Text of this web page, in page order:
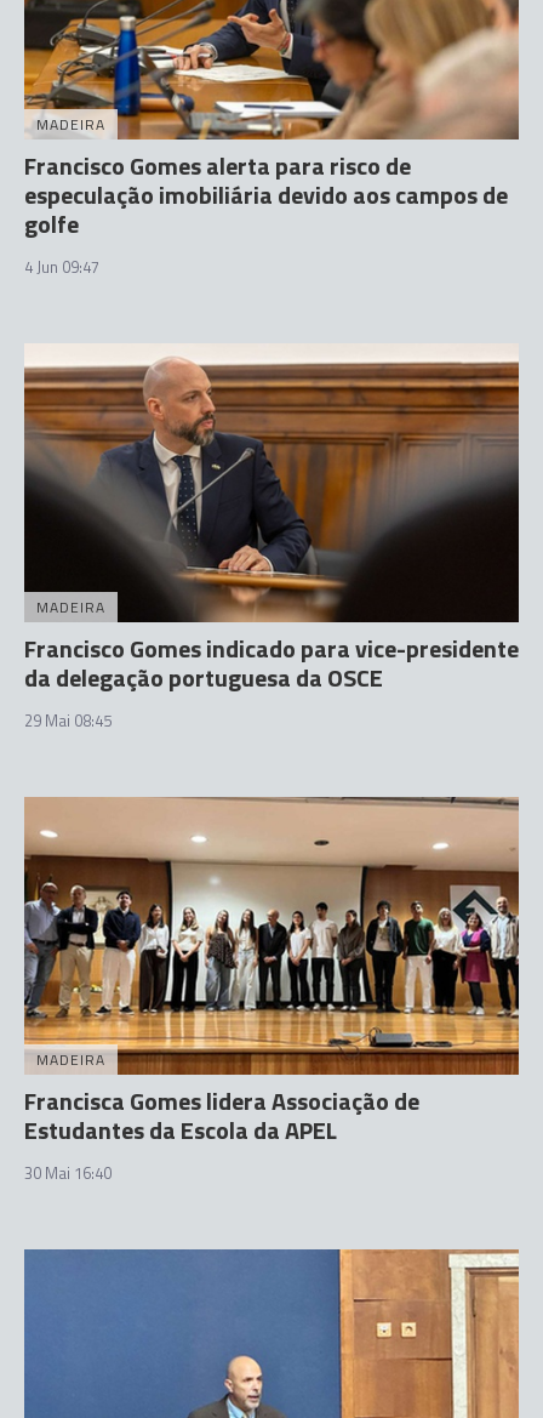
MADEIRA
Francisco Gomes alerta para risco de
especulação imobiliária devido aos campos de
golfe
4 Jun 09:47
MADEIRA
Francisco Gomes indicado para vice-presidente
da delegação portuguesa da OSCE
29 Mai 08:45
MADEIRA
Francisca Gomes lidera Associação de
Estudantes da Escola da APEL
30 Mai 16:40